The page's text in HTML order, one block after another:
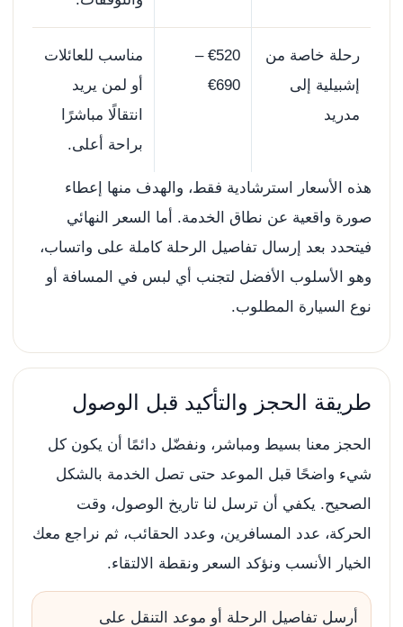
رحلة خاصة من
إشبيلية إلى
مدريد
€520 –
€690
مناسب للعائلات
أو لمن يريد
انتقالًا مباشرًا
براحة أعلى.
هذه الأسعار استرشادية فقط، والهدف منها إعطاء
صورة واقعية عن نطاق الخدمة. أما السعر النهائي
فيتحدد بعد إرسال تفاصيل الرحلة كاملة على واتساب،
وهو الأسلوب الأفضل لتجنب أي لبس في المسافة أو
نوع السيارة المطلوب.
طريقة الحجز والتأكيد قبل الوصول
الحجز معنا بسيط ومباشر، ونفضّل دائمًا أن يكون كل
شيء واضحًا قبل الموعد حتى تصل الخدمة بالشكل
الصحيح. يكفي أن ترسل لنا تاريخ الوصول، وقت
الحركة، عدد المسافرين، وعدد الحقائب، ثم نراجع معك
الخيار الأنسب ونؤكد السعر ونقطة الالتقاء.
أرسل تفاصيل الرحلة أو موعد التنقل على